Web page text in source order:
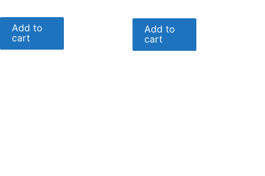
Add to
cart
Add to
cart